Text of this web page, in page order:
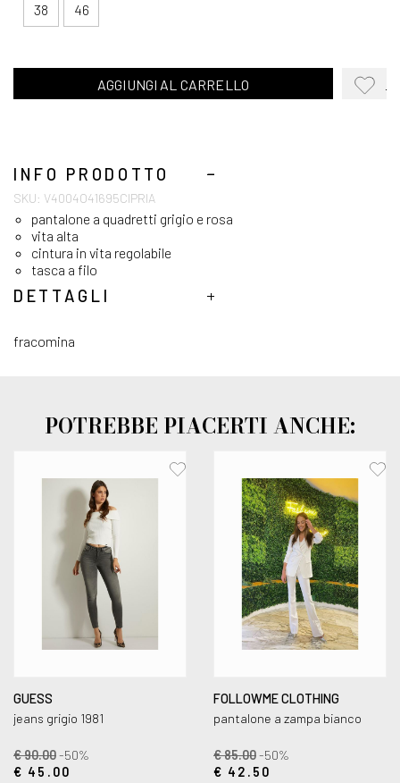
38 46
AGGIUNGI AL CARRELLO
INFO PRODOTTO
SKU: V4004O41695CIPRIA
pantalone a quadretti grigio e rosa
vita alta
cintura in vita regolabile
tasca a filo
DETTAGLI
fracomina
POTREBBE PIACERTI ANCHE:
GUESS
jeans grigio 1981
€ 90.00-50%
€ 45.00
FOLLOWME CLOTHING
pantalone a zampa bianco
€ 85.00-50%
€ 42.50